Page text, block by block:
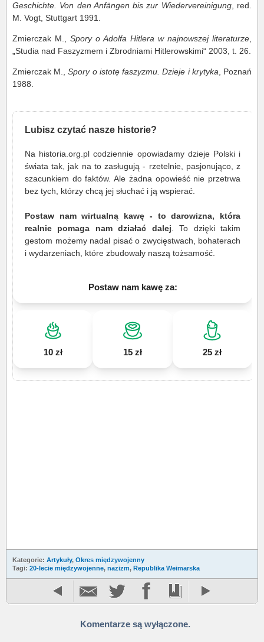
Geschichte. Von den Anfängen bis zur Wiedervereinigung, red.
M. Vogt, Stuttgart 1991.
Zmierczak M., Spory o Adolfa Hitlera w najnowszej literaturze
„Studia nad Faszyzmem i Zbrodniami Hitlerowskimi“ 2003, t. 26.
Zmierczak M.,Spory o istotę faszyzmu. Dzieje i krytyka , Poznań
1988.
Lubisz czytać nasze historie?
Na historia.org.pl codziennie opowiadamy dzieje Polski i
świata tak, jak na to zasługują - rzetelnie, pasjonująco, z
szacunkiem do faktów. Ale żadna opowieść nie przetrwa
bez tych, którzy chcą jej słuchać i ją wspierać.
Postaw nam wirtualną kawę - to darowizna, która
realnie pomaga nam działać dalej . To dzięki takim
gestom możemy nadal pisać o zwycięstwach, bohaterach
i wydarzeniach, które zbudowały naszą tożsamość.
Postaw nam kawę za:
10 zł 15 zł 25 zł
Kategorie: Artykuły, Okres międzywojenny
Tagi: 20-lecie międzywojenne, nazizm, Republika Weimarska
Komentarze są wyłączone.